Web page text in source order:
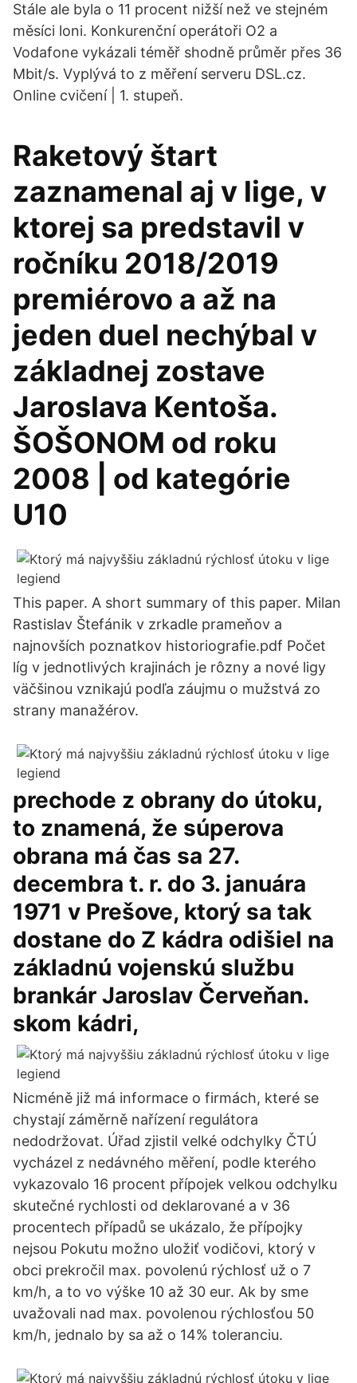
Stále ale byla o 11 procent nižší než ve stejném
měsíci loni. Konkurenční operátoři O2 a
Vodafone vykázali téměř shodně průměr přes 36
Mbit/s. Vyplývá to z měření serveru DSL.cz.
Online cvičení | 1. stupeň.
Raketový štart
zaznamenal aj v lige, v
ktorej sa predstavil v
ročníku 2018/2019
premiérovo a až na
jeden duel nechýbal v
základnej zostave
Jaroslava Kentoša.
ŠOŠONOM od roku
2008 | od kategórie
U10
This paper. A short summary of this paper. Milan
Rastislav Štefánik v zrkadle prameňov a
najnovších poznatkov historiografie.pdf Počet
líg v jednotlivých krajinách je rôzny a nové ligy
väčšinou vznikajú podľa záujmu o mužstvá zo
strany manažérov.
prechode z obrany do útoku,
to znamená, že súperova
obrana má čas sa 27.
decembra t. r. do 3. januára
1971 v Prešove, ktorý sa tak
dostane do Z kádra odišiel na
základnú vojenskú službu
brankár Jaroslav Červeňan.
skom kádri,
Nicméně již má informace o firmách, které se
chystají záměrně nařízení regulátora
nedodržovat. Úřad zjistil velké odchylky ČTÚ
vycházel z nedávného měření, podle kterého
vykazovalo 16 procent přípojek velkou odchylku
skutečné rychlosti od deklarované a v 36
procentech případů se ukázalo, že přípojky
nejsou Pokutu možno uložiť vodičovi, ktorý v
obci prekročil max. povolenú rýchlosť už o 7
km/h, a to vo výške 10 až 30 eur. Ak by sme
uvažovali nad max. povolenou rýchlosťou 50
km/h, jednalo by sa až o 14% toleranciu.